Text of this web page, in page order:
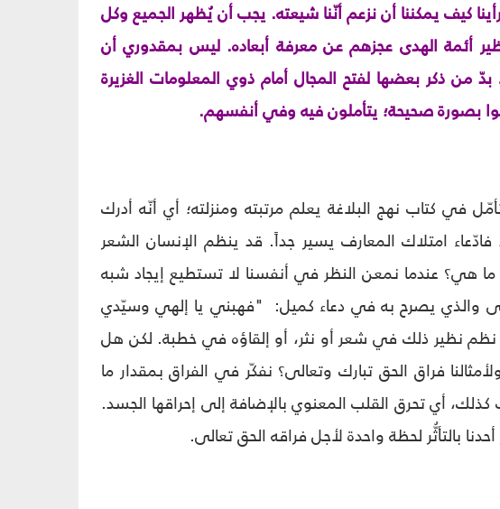
كيف يمكننا أن نزعم أنّنا شيعته. يجب أن يُظهر الجميع وكل
أئمة الهدى عجزهم عن معرفة أبعاده. ليس بمقدوري أن
ذكر بعضها لفتح المجال أمام ذوي المعلومات الغزيرة
بصورة صحيحة؛ يتأملون فيه وفي أنفسهم.
في كتاب نهج البلاغة يعلم مرتبته ومنزلته؛ أي أنّه أدرك
امتلاك المعارف يسير جداً. قد ينظم الإنسان الشعر
هي؟ عندما نمعن النظر في أنفسنا لا تستطيع إيجاد شبه
والذي يصرح به في دعاء كميل: "فهبني يا إلهي وسيّدي
نظير ذلك في شعر أو نثر، أو إلقاؤه في خطبة. لكن هل
فراق الحق تبارك وتعالى؟ نفكّر في الفراق بمقدار ما
أي تحرق القلب المعنوي بالإضافة إلى إحراقها الجسد.
لحظة واحدة لأجل فراقه الحق تعالى.